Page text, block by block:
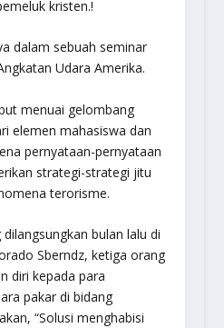
kristen.!
dalam sebuah seminar
Udara Amerika.
menuai gelombang
elemen mahasiswa dan
pernyataan-pernyataan
strategi-strategi jitu
terorisme.
bulan lalu di
Sberndz, ketiga orang
diri kepada para
pakar di bidang
“Solusi menghabisi